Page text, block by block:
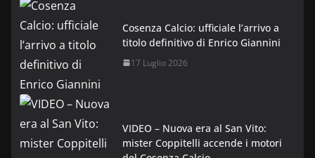
Cosenza Calcio: ufficiale l’arrivo a
titolo definitivo di Enrico Giannini
17 Luglio 2026
VIDEO – Nuova era al San Vito:
mister Coppitelli accende i motori